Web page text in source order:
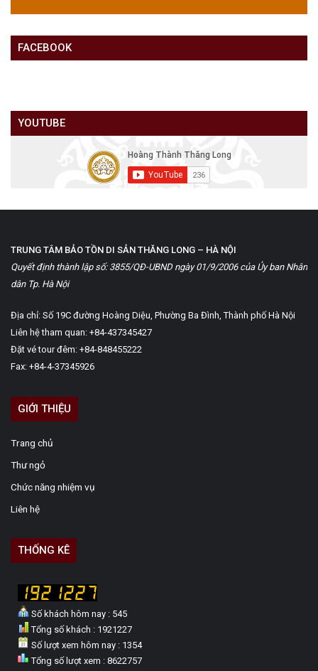
FACEBOOK
YOUTUBE
TRUNG TÂM BẢO TỒN DI SẢN THĂNG LONG – HÀ NỘI
Quyết định thành lập số: 3855/QĐ-UBND ngày 01/9/2006 của Ủy ban Nhân
dân Tp. Hà Nội
Địa chỉ: Số 19C đường Hoàng Diệu, Phường Ba Đình, Thành phố Hà Nội
Liên hệ tham quan: +84-437345427
Đặt vé tour đêm: +84-848455222
Fax: +84-4-37345926
GIỚI THIỆU
Trang chủ
Thư ngỏ
Chức năng nhiệm vụ
Liên hệ
THỐNG KÊ
Số khách hôm nay : 545
Tổng số khách : 1921227
Số lượt xem hôm nay : 1354
Tổng số lượt xem : 8622757